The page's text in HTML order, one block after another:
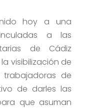
hoy a una
a las
de Cádiz
visibilización de
trabajadoras de
de darles las
que asuman